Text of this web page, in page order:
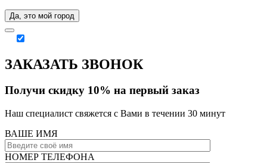
Да, это мой город
ЗАКАЗАТЬ ЗВОНОК
Получи скидку 10% на первый заказ
Наш специалист свяжется с Вами в течении 30 минут
ВАШЕ ИМЯ
НОМЕР ТЕЛЕФОНА